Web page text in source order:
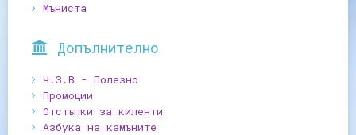
Мъниста
Допълнително
Ч.З.В - Полезно
Промоции
Отстъпки за киленти
Азбука на камъните